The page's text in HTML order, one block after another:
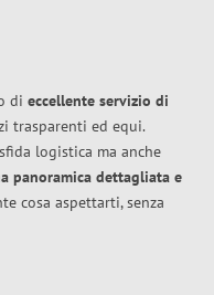
di eccellente servizio di
trasparenti ed equi.
logistica ma anche
panoramica dettagliata e
cosa aspettarti, senza